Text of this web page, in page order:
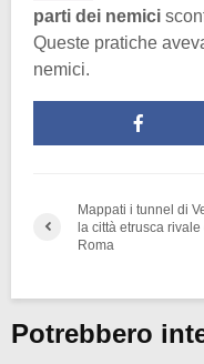
parti dei nemici
Queste pratiche
nemici.
Mappati i tunnel di
la città etrusca rivale
Roma
Potrebbero